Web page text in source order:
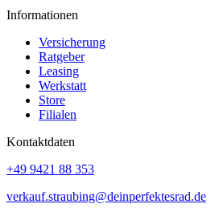
Informationen
Versicherung
Ratgeber
Leasing
Werkstatt
Store
Filialen
Kontaktdaten
+49 9421 88 353
verkauf.straubing@deinperfektesrad.de